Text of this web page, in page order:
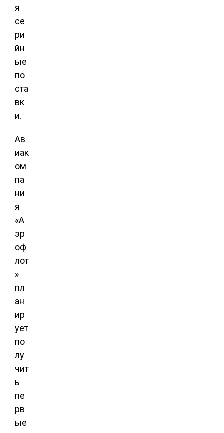
я
се
ри
йн
ые
по
ста
вк
и.
Ав
иак
ом
па
ни
я
«А
эр
оф
лот
»
пл
ан
ир
ует
по
лу
чит
ь
пе
рв
ые